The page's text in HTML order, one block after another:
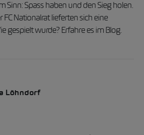
Sinn: Spass haben und den Sieg holen.
FC Nationalrat lieferten sich eine
gespielt wurde? Erfahre es im Blog.
Löhndorf